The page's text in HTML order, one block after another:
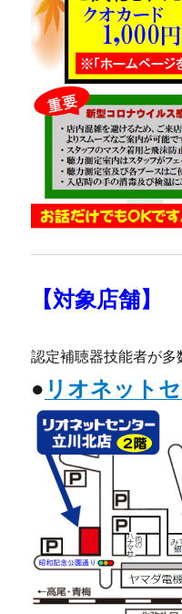
【対象店舗】
認定補聴器技能者が
● リオネット